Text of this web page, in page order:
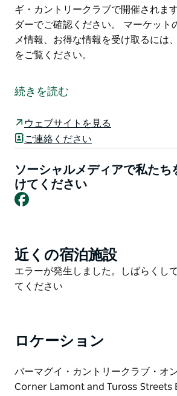
ギ・カントリークラブで開催されま
ダーでご確認ください。 マーケット
メ情報、お得な情報を受け取るには
をご覧ください。
フレンドリーな地元の生産者や作り
う。農場直送の新鮮な農産物、温め
アートや工芸品など、たくさんの商
ギ・カントリークラブで開催されま
ダーでご確認ください。
マーケットの最新情報、グルメ情報
続きを読む
ウェブサイトを見る
ご連絡ください
ソーシャルメディアで私たち
けてください
Facebook
Product
List
近くの宿泊施設
Product
List
エラーが発生しました。しばらくし
てください
ロケーション
バーマグイ・カントリークラブ・オ
Corner Lamont and Tuross Streets